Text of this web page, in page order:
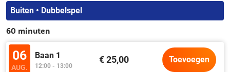
Buiten • Dubbelspel
60 minuten
06
AUG.
Baan 1
12:00 - 13:00
€ 25,00 Toevoegen